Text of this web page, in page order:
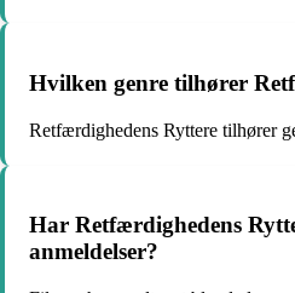
Hvilken genre tilhører
Retfærdighedens Ryttere tilhører
Har Retfærdighedens
anmeldelser?